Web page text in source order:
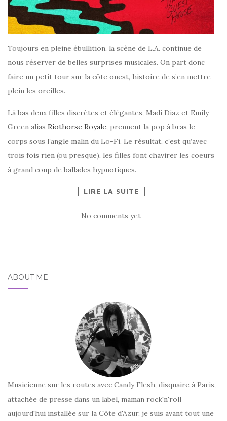
Toujours en pleine ébullition, la scène de L.A. continue de
nous réserver de belles surprises musicales. On part donc
faire un petit tour sur la côte ouest, histoire de s’en mettre
plein les oreilles.
Là bas deux filles discrètes et élégantes, Madi Diaz et Emily
Green alias Riothorse Royale, prennent la pop à bras le
corps sous l’angle malin du Lo-Fi. Le résultat, c’est qu’avec
trois fois rien (ou presque), les filles font chavirer les coeurs
à grand coup de ballades hypnotiques.
LIRE LA SUITE
No comments yet
ABOUT ME
Musicienne sur les routes avec Candy Flesh, disquaire à Paris,
attachée de presse dans un label, maman rock'n'roll
aujourd'hui installée sur la Côte d'Azur, je suis avant tout une